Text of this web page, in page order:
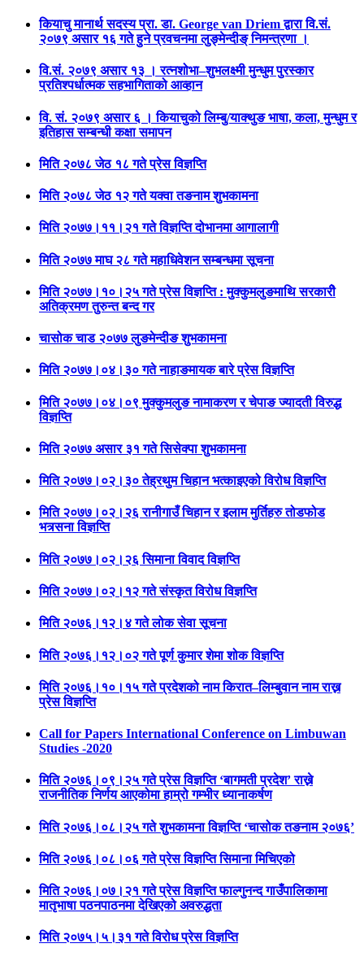
कियाचु मानार्थ सदस्य प्रा. डा. George van Driem द्वारा वि.सं.
२०७९ असार १६ गते हुने प्रवचनमा लुङ्मेन्दीङ् निमन्त्रणा ।
वि.सं. २०७९ असार १३ । रत्नशोभा–शुभलक्ष्मी मुन्धुम पुरस्कार
प्रतिश्पर्धात्मक सहभागिताको आव्हान
वि. सं. २०७९ असार ६ । कियाचुको लिम्बु/याक्थुङ भाषा, कला, मुन्धुम र
इतिहास सम्बन्धी कक्षा समापन
मिति २०७८ जेठ १८ गते प्रेस विज्ञप्ति
मिति २०७८ जेठ १२ गते यक्वा तङनाम शुभकामना
मिति २०७७।११।२१ गते विज्ञप्ति दोभानमा आगालागी
मिति २०७७ माघ २८ गते महाधिवेशन सम्बन्धमा सूचना
मिति २०७७।१०।२५ गते प्रेस विज्ञप्ति : मुक्कुमलुङमाथि सरकारीे
अतिक्रमण तुरुन्त बन्द गर
चासोक चाड २०७७ लुङमेन्दीङ शुभकामना
मिति २०७७।०४।३० गते नाहाङमायक बारे प्रेस विज्ञप्ति
मिति २०७७।०४।०९ मुक्कुमलुङ नामाकरण र चेपाङ ज्यादती विरुद्ध
विज्ञप्ति
मिति २०७७ असार ३१ गते सिसेक्पा शुभकामना
मिति २०७७।०२।३० तेह्रथुम चिहान भत्काइएको विरोध विज्ञप्ति
मिति २०७७।०२।२६ रानीगाउँ चिहान र इलाम मुर्तिहरु तोडफोड
भत्र्सना विज्ञप्ति
मिति २०७७।०२।२६ सिमाना विवाद विज्ञप्ति
मिति २०७७।०२।१२ गते संस्कृत विरोध विज्ञप्ति
मिति २०७६।१२।४ गते लोक सेवा सूचना
मिति २०७६।१२।०२ गते पूर्ण कुमार शेमा शोक विज्ञप्ति
मिति २०७६।१०।१५ गते प्रदेशको नाम किरात–लिम्बुवान नाम राख्न
प्रेस विज्ञप्ति
Call for Papers International Conference on Limbuwan
Studies -2020
मिति २०७६।०९।२५ गते प्रेस विज्ञप्ति ‘बागमती प्रदेश’ राख्ने
राजनीतिक निर्णय आएकोमा हाम्रो गम्भीर ध्यानाकर्षण
मिति २०७६।०८।२५ गते शुभकामना विज्ञप्ति ‘चासोक तङनाम २०७६’
मिति २०७६।०८।०६ गते प्रेस विज्ञप्ति सिमाना मिचिएको
मिति २०७६।०७।२१ गते प्रेस विज्ञप्ति फाल्गुनन्द गाउँपालिकामा
मातृभाषा पठनपाठनमा देखिएको अवरुद्धता
मिति २०७५।५।३१ गते विरोध प्रेस विज्ञप्ति